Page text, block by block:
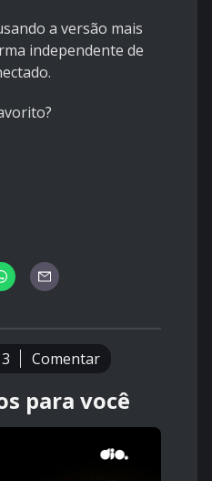
a versão mais
independente de
3 Comentar
para você